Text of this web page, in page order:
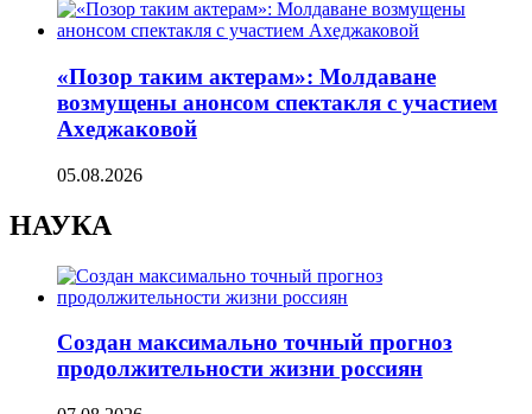
«Позор таким актерам»: Молдаване
возмущены анонсом спектакля с участием
Ахеджаковой
05.08.2026
НАУКА
Создан максимально точный прогноз
продолжительности жизни россиян